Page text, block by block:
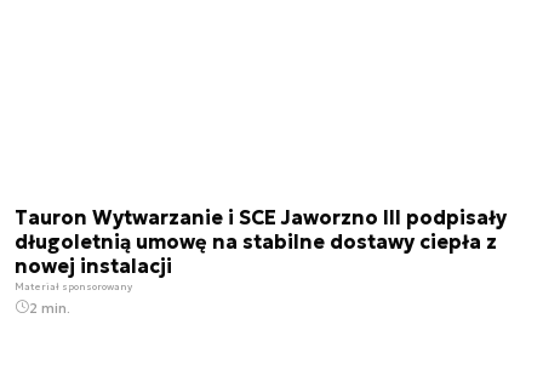
Tauron Wytwarzanie i SCE Jaworzno III podpisały
długoletnią umowę na stabilne dostawy ciepła z
nowej instalacji
Materiał sponsorowany
2 min.